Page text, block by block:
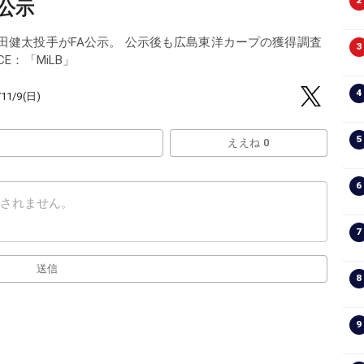
示
健太投手がFA公示。 公示後も広島東洋カープの獲得調査
：「MiLB」
9(日)
ええね 0
送信
3
4
5
6
7
8
9